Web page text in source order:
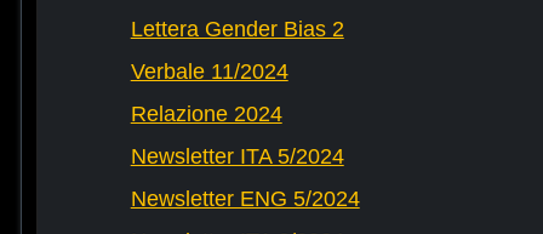
Lettera Gender Bias 2
Verbale 11/2024
Relazione 2024
Newsletter ITA 5/2024
Newsletter ENG 5/2024